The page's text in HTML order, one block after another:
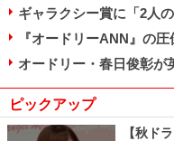
ギャラクシー賞に「2人の粗品」「オー
『オードリーANN』の圧倒的
オードリー・春日俊彰が英会話を
ピックアップ
【秋ド